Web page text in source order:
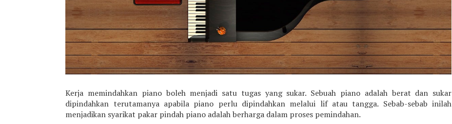
Kerja memindahkan piano boleh menjadi satu tugas yang sukar. Sebuah piano adalah berat dan sukar
dipindahkan terutamanya apabila piano perlu dipindahkan melalui lif atau tangga. Sebab-sebab inilah
menjadikan syarikat pakar pindah piano adalah berharga dalam proses pemindahan.